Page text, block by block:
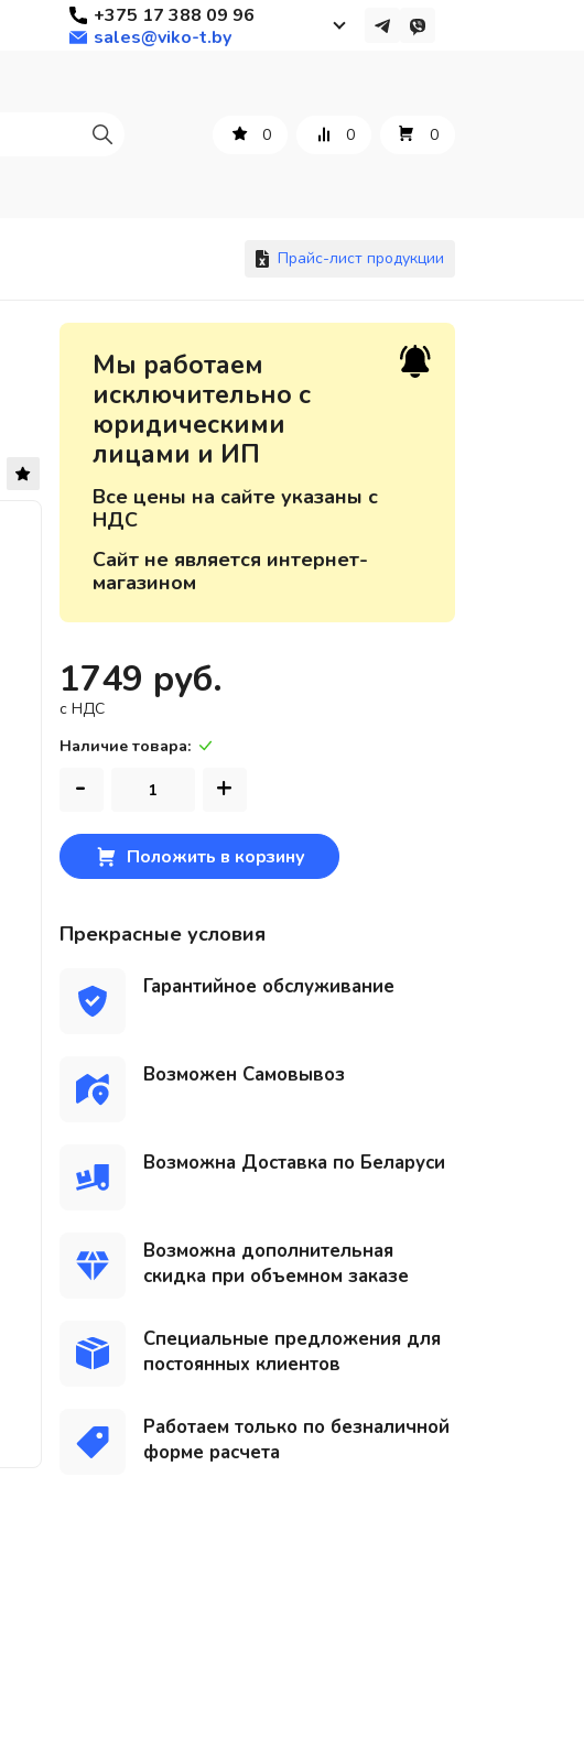
+375 17 388 09 96
sales@viko-t.by
+375 17 388 09 96
По всем вопросам
sales@viko-t.by
Оплата и доставка
Контакты
17, пом. 38, оф. №1
0 0 0
Прайс-лист продукции
Мы работаем
исключительно с
юридическими
лицами и ИП
Все цены на сайте указаны с
НДС
Сайт не является интернет-
магазином
1749 руб.
c НДС
Наличие товара:
- +
Положить в корзину
Прекрасные условия
Гарантийное обслуживание
Возможен Самовывоз
Возможна Доставка по Беларуси
Возможна дополнительная
скидка при объемном заказе
Специальные предложения для
постоянных клиентов
Работаем только по безналичной
форме расчета